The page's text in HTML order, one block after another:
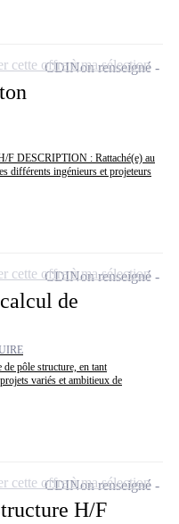
F DESCRIPTION : Rattaché(e) au
différents ingénieurs et projeteurs
CDINon renseigné
cette offre à ma sélection
de
pôle structure, en tant
variés et ambitieux de
CDINon renseigné
cette offre à ma sélection
H/F
CDINon renseigné
cette offre à ma sélection